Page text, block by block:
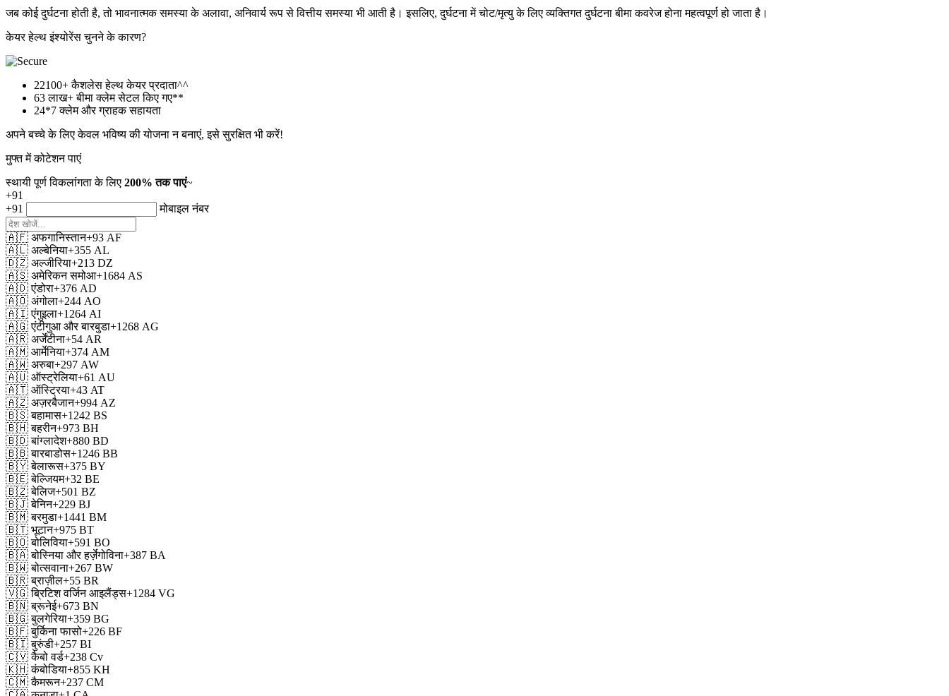
जब कोई दुर्घटना होती है, तो भावनात्मक समस्या के अलावा, अनिवार्य रूप से वित्तीय समस्या भी आती है। इसलिए, दुर्घटना में चोट/मृत्यु के लिए व्यक्तिगत दुर्घटना बीमा कवरेज होना महत्वपूर्ण हो जाता है।
केयर हेल्थ इंश्योरेंस चुनने के कारण?
22100+ कैशलेस हेल्थ केयर प्रदाता^^
63 लाख+ बीमा क्लेम सेटल किए गए**
24*7 क्लेम और ग्राहक सहायता
अपने बच्चे के लिए केवल भविष्य की योजना न बनाएं, इसे सुरक्षित भी करें!
मुफ्त में कोटेशन पाएं
स्थायी पूर्ण विकलांगता के लिए 200% तक पाएं~
+91
+91
मोबाइल नंबर
🇦🇫 अफगानिस्तान+93 AF
🇦🇱 अल्बेनिया+355 AL
🇩🇿 अल्जीरिया+213 DZ
🇦🇸 अमेरिकन समोआ+1684 AS
🇦🇩 एंडोरा+376 AD
🇦🇴 अंगोला+244 AO
🇦🇮 एंगुइला+1264 AI
🇦🇬 एंटीगुआ और बारबुडा+1268 AG
🇦🇷 अर्जेंटीना+54 AR
🇦🇲 आर्मेनिया+374 AM
🇦🇼 अरुबा+297 AW
🇦🇺 ऑस्ट्रेलिया+61 AU
🇦🇹 ऑस्ट्रिया+43 AT
🇦🇿 अज़रबैजान+994 AZ
🇧🇸 बहामास+1242 BS
🇧🇭 बहरीन+973 BH
🇧🇩 बांग्लादेश+880 BD
🇧🇧 बारबाडोस+1246 BB
🇧🇾 बेलारूस+375 BY
🇧🇪 बेल्जियम+32 BE
🇧🇿 बेलिज+501 BZ
🇧🇯 बेनिन+229 BJ
🇧🇲 बरमुडा+1441 BM
🇧🇹 भूटान+975 BT
🇧🇴 बोलिविया+591 BO
🇧🇦 बोस्निया और हर्ज़ेगोविना+387 BA
🇧🇼 बोत्सवाना+267 BW
🇧🇷 ब्राज़ील+55 BR
🇻🇬 ब्रिटिश वर्जिन आइलैंड्स+1284 VG
🇧🇳 ब्रूनेई+673 BN
🇧🇬 बुलगेरिया+359 BG
🇧🇫 बुर्किना फासो+226 BF
🇧🇮 बुरुंडी+257 BI
🇨🇻 कैबो वर्ड+238 Cv
🇰🇭 कंबोडिया+855 KH
🇨🇲 कैमरून+237 CM